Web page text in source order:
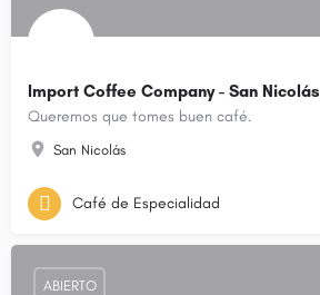
Import Coffee Company - San Nicolás
Queremos que tomes buen café.
San Nicolás
Café de Especialidad
ABIERTO